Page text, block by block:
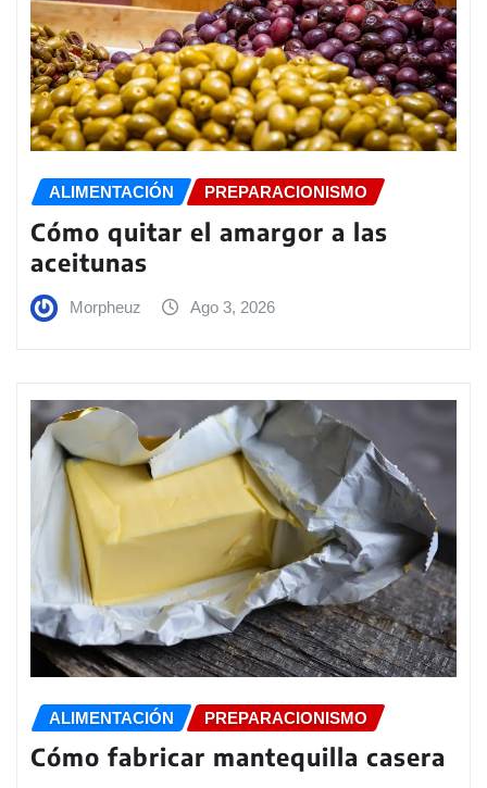
ALIMENTACIÓN PREPARACIONISMO
Cómo quitar el amargor a las
aceitunas
Morpheuz Ago 3, 2026
ALIMENTACIÓN PREPARACIONISMO
Cómo fabricar mantequilla casera